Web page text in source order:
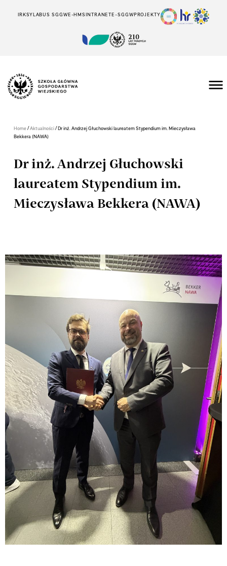
IRKSYLABUS SGGWE-HMSINTRANETE-SGGWPROJEKTY
Home/Aktualności/Dr inż. Andrzej Głuchowski laureatem Stypendium im. Mieczysława
Bekkera (NAWA)
Dr inż. Andrzej Głuchowski
laureatem Stypendium im.
Mieczysława Bekkera (NAWA)